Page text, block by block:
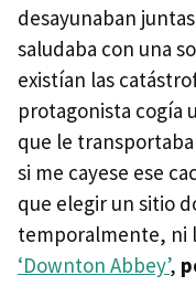
desayunaban
saludaba con una
existían las
protagonista cogía
que le
si me cayese ese
que elegir un sitio
temporalmente, ni
‘Downton Abbey’,